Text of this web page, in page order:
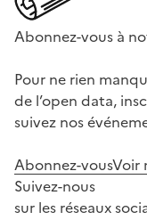
Abonnez-vous à
Pour ne rien
de l’open data,
suivez nos
Abonnez-vousVoir
Suivez-nous
sur les réseaux